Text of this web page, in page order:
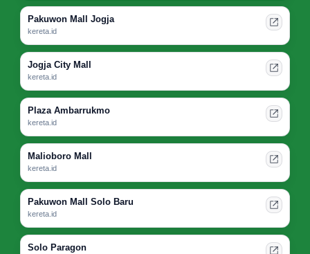
Pakuwon Mall Jogja
kereta.id
Jogja City Mall
kereta.id
Plaza Ambarrukmo
kereta.id
Malioboro Mall
kereta.id
Pakuwon Mall Solo Baru
kereta.id
Solo Paragon